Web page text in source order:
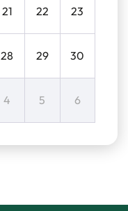
21 22 23
28 29 30
4 5 6